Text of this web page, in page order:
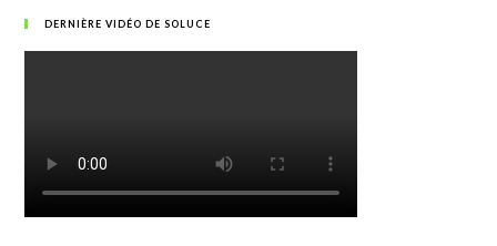
DERNIÈRE VIDÉO DE SOLUCE